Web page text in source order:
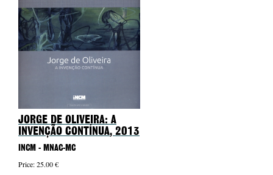
JORGE DE OLIVEIRA: A
INVENÇÃO CONTÍNUA, 2013
INCM - MNAC-MC
Price: 25.00 €